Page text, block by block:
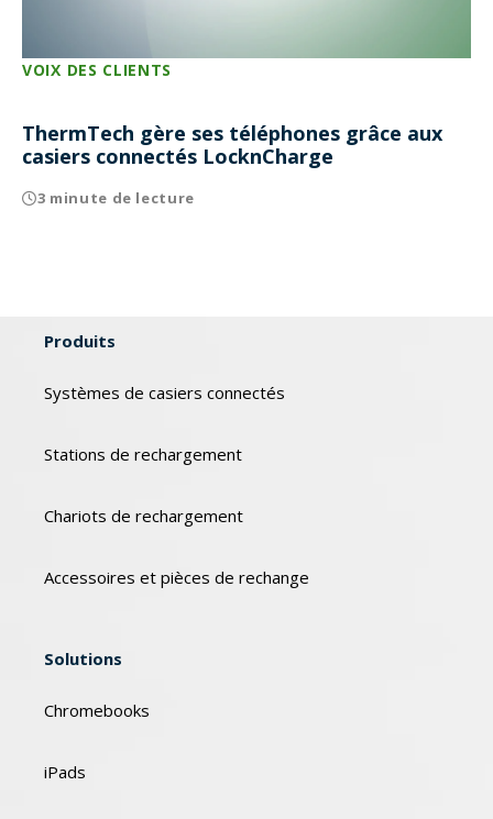
VOIX DES CLIENTS
ThermTech gère ses téléphones grâce aux
casiers connectés LocknCharge
3 minute de lecture
Produits
Systèmes de casiers connectés
Stations de rechargement
Chariots de rechargement
Accessoires et pièces de rechange
Solutions
Chromebooks
iPads